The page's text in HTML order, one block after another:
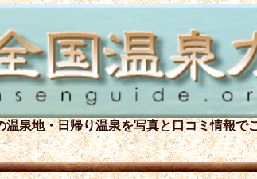
温泉地・日帰り温泉を写真と口コミ情報で